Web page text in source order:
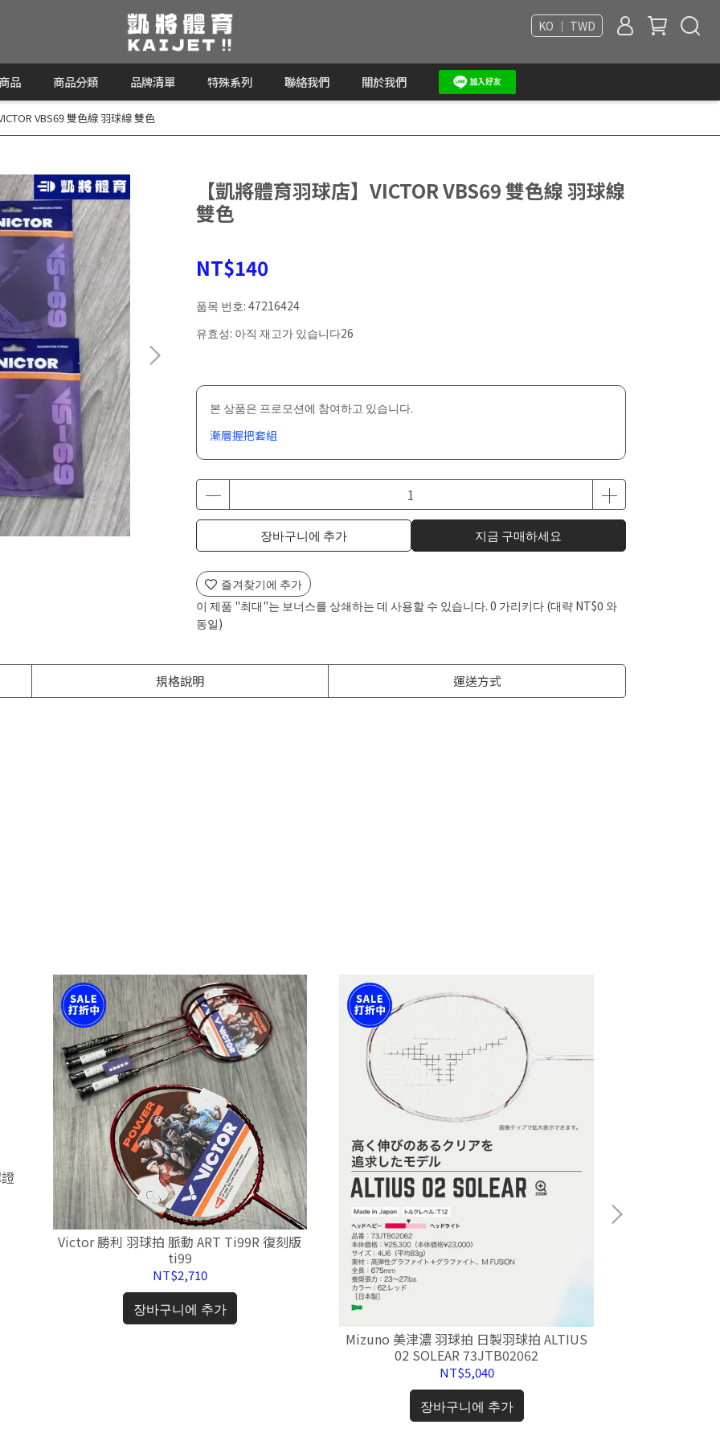
KO ｜ TWD
品 商品分類 品牌清單 特殊系列 聯絡我們 關於我們
VBS69 雙色線 羽球線 雙色
【凱將體育羽球店】VICTOR VBS69 雙色線 羽球線
雙色
NT$140
품목 번호: 47216424
유효성: 아직 재고가 있습니다26
본 상품은 프로모션에 참여하고 있습니다.
漸層握把套組
장바구니에 추가 지금 구매하세요
즐겨찾기에 추가
이 제품 "최대"는 보너스를 상쇄하는 데 사용할 수 있습니다. 0 가리키다 (대략 NT$0 와
동일)
規格說明 運送方式
Victor 勝利 羽球拍 脈動 ART Ti99R 復刻版
ti99
NT$2,710
장바구니에 추가
Mizuno 美津濃 羽球拍 日製羽球拍 ALTIUS
02 SOLEAR 73JTB02062
NT$5,040
장바구니에 추가